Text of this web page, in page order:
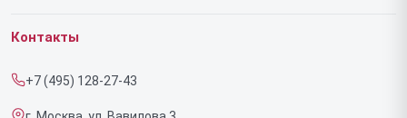
Срочный ремонт
Роботов-пылесосов
Контакты
+7 (495) 128-27-43